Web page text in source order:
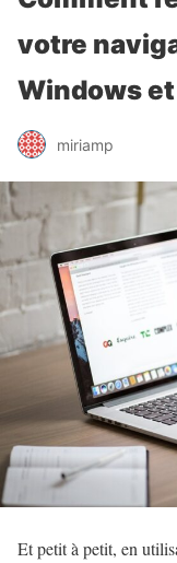
votre
Windows
miriamp
Et petit à petit, en